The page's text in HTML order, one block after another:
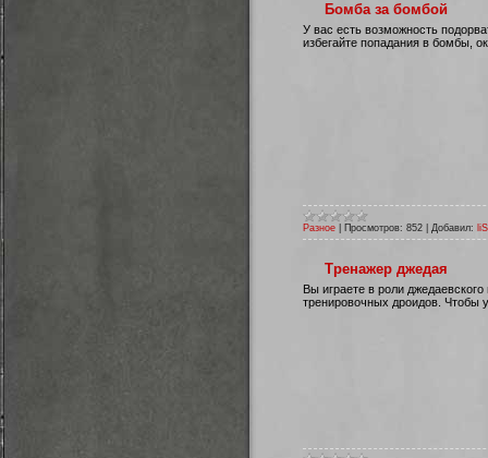
Бомба за бомбой
У вас есть возможность
избегайте попадания в бомбы,
Разное Просмотров: 852 Добавил:
Тренажер джедая
Вы играете в роли
тренировочных дроидов. Чтобы